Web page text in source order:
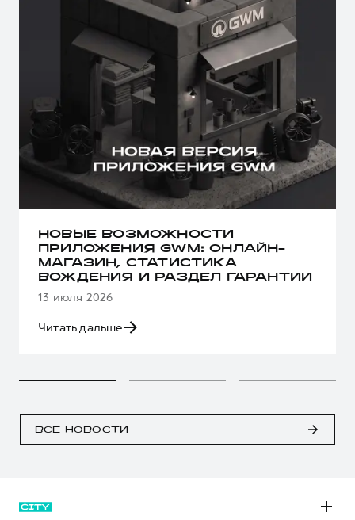
НОВЫЕ ВОЗМОЖНОСТИ
ПРИЛОЖЕНИЯ GWM: ОНЛАЙН-
МАГАЗИН, СТАТИСТИКА
ВОЖДЕНИЯ И РАЗДЕЛ ГАРАНТИИ
13 июля 2026
Читать дальше
ВСЕ НОВОСТИ